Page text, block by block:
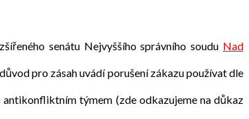
senátu Nejvyššího správního soudu Nad
pro zásah uvádí porušení zákazu používat dle
týmem (zde odkazujeme na důkaz